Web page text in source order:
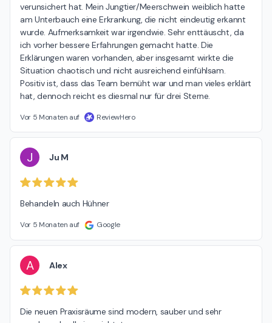
verunsichert hat. Mein Jungtier/Meerschwein weiblich hatte
am Unterbauch eine Erkrankung, die nicht eindeutig erkannt
wurde. Aufmerksamkeit war irgendwie. Sehr enttäuscht, da
ich vorher bessere Erfahrungen gemacht hatte. Die
Erklärungen waren vorhanden, aber insgesamt wirkte die
Situation chaotisch und nicht ausreichend einfühlsam.
Positiv ist, dass das Team bemüht war und man vieles erklärt
hat, dennoch reicht es diesmal nur für drei Sterne.
Vor 5 Monaten auf ReviewHero
J Ju M
Behandeln auch Hühner
Vor 5 Monaten auf Google
A Alex
Die neuen Praxisräume sind modern, sauber und sehr